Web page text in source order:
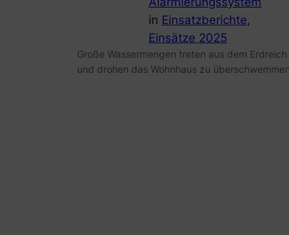
in Einsatzberichte
Einsätze 2025
Große Wassermengen treten aus dem Erdreich
und drohen das Wohnhaus zu überschwemmen.